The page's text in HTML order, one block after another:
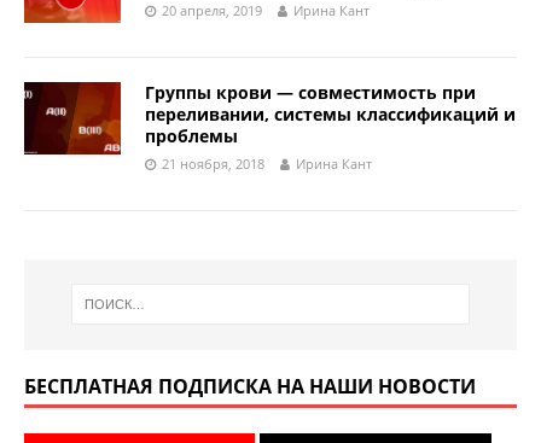
20 апреля, 2019 Ирина Кант
Группы крови — совместимость при
переливании, системы классификаций и
проблемы
21 ноября, 2018 Ирина Кант
БЕСПЛАТНАЯ ПОДПИСКА НА НАШИ НОВОСТИ